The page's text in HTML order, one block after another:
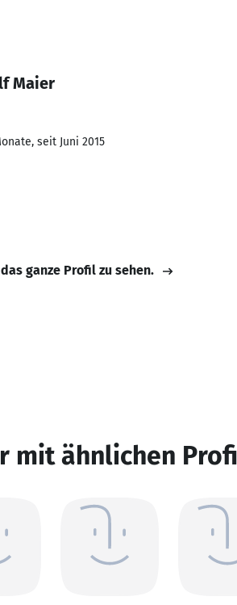
Maier
seit Juni 2015
ganze Profil zu sehen.
mit ähnlichen